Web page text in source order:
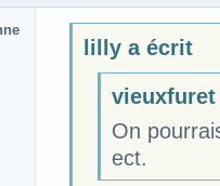
lilly a écrit
On
ect.